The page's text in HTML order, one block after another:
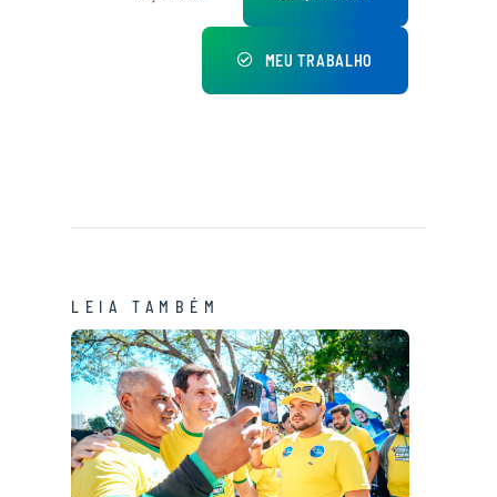
MEU TRABALHO
LEIA TAMBÉM